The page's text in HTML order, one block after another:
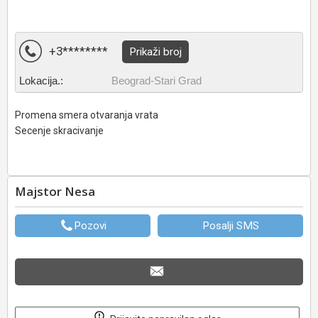
+3******** Prikaži broj
Lokacija.: Beograd-Stari Grad
Promena smera otvaranja vrata
Secenje skracivanje
Majstor Nesa
Pozovi Posalji SMS